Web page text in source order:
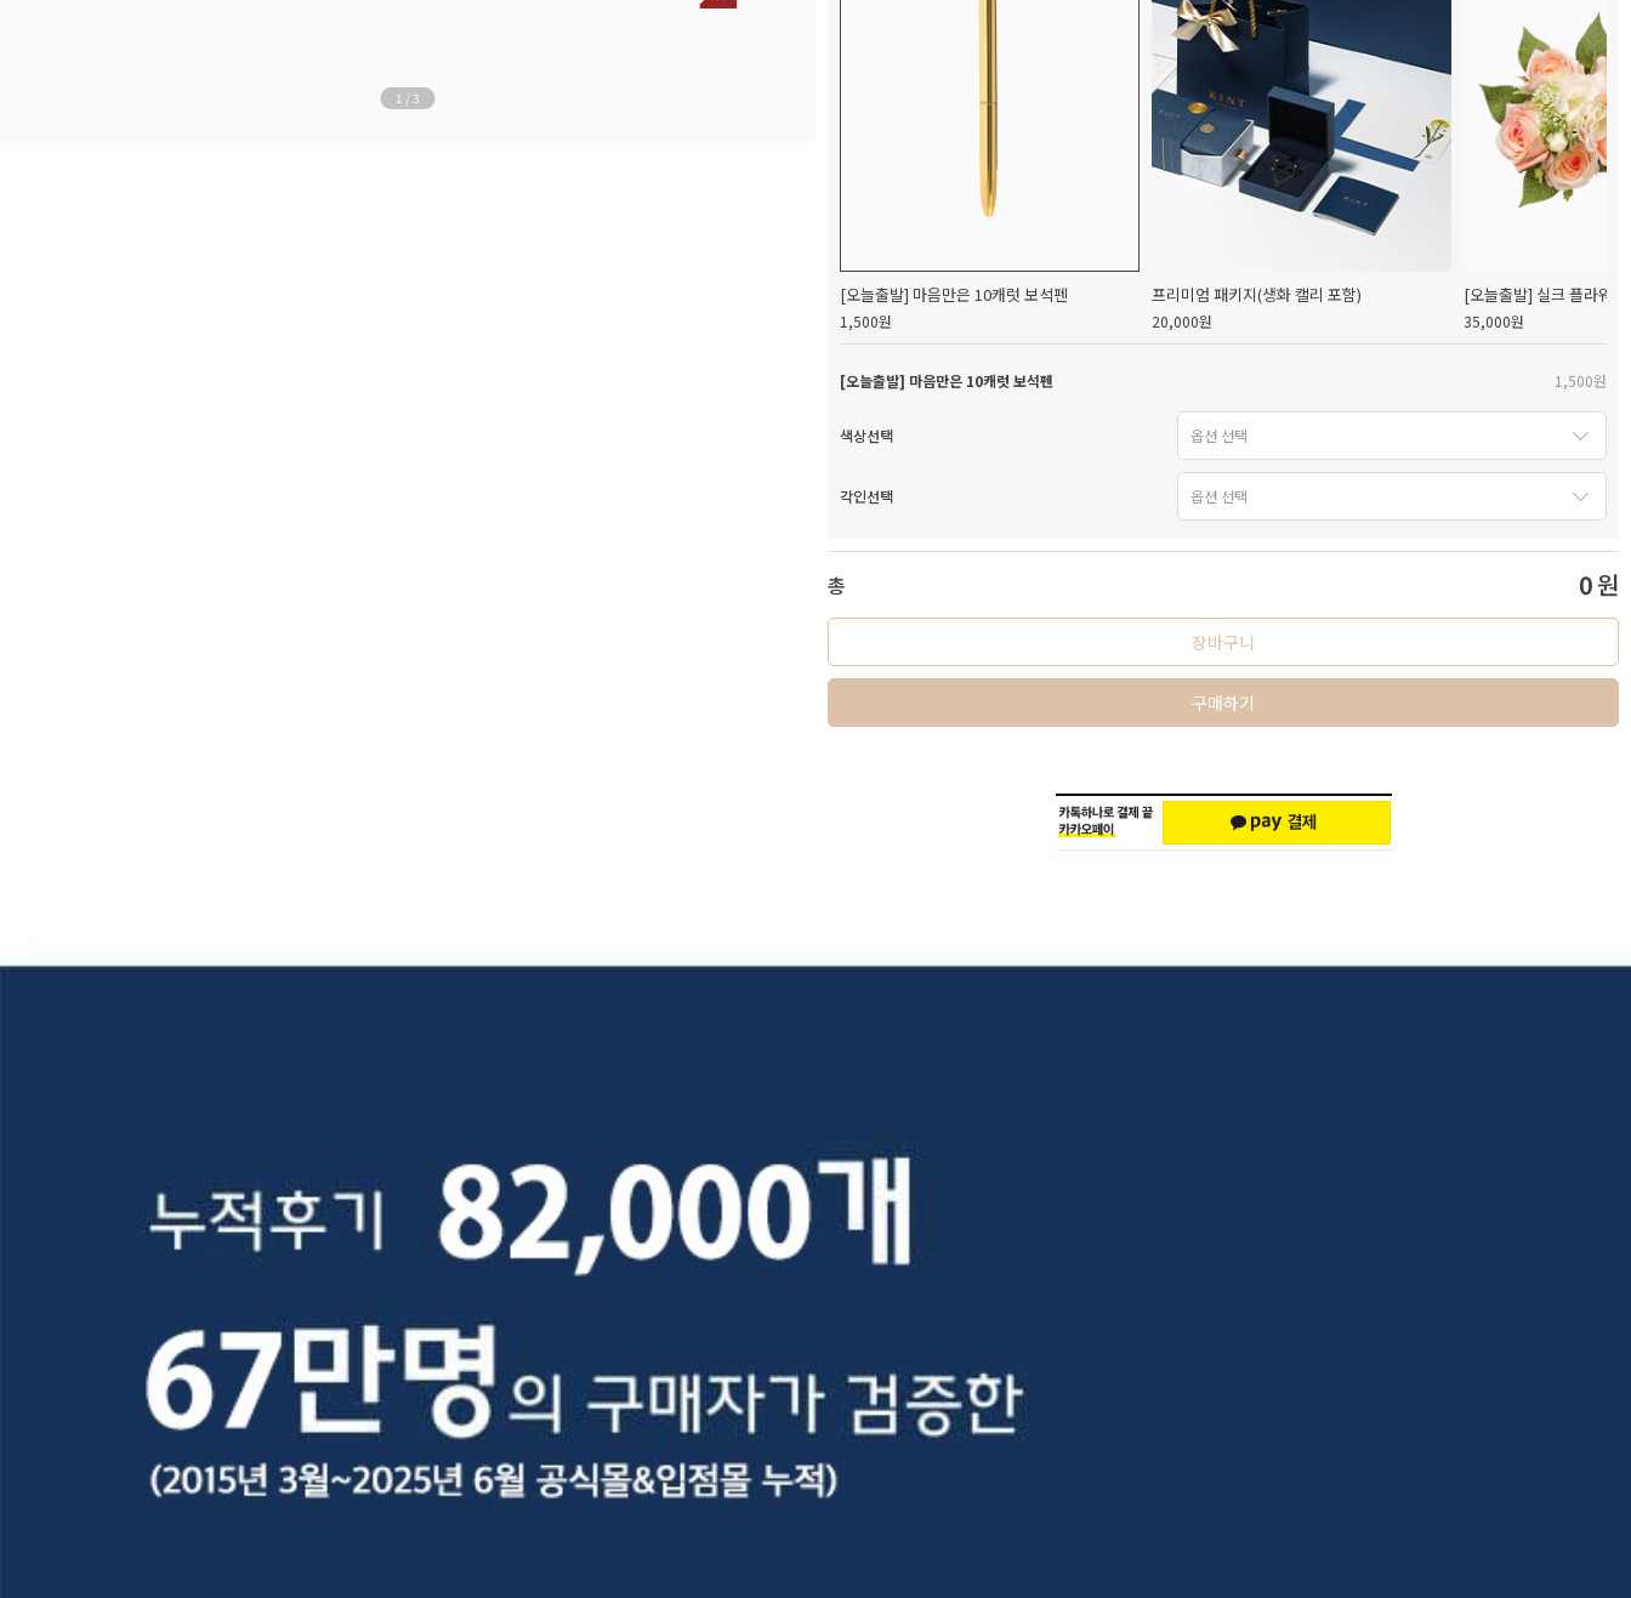
1 / 3
[오늘출발] 마음만은 10캐럿 보석펜
1,500원
프리미엄 패키지(생화 캘리 포함)
20,000원
[오늘출발] 실크 플라워
35,000원
[오늘출발] 마음만은 10캐럿 보석펜 1,500원
색상선택
각인선택
총 0원
장바구니
구매하기